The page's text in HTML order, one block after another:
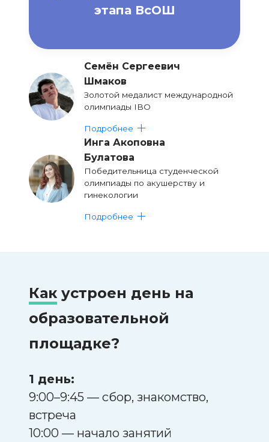
этапа ВсОШ
Семён Сергеевич
Шмаков
Золотой медалист международной
олимпиады IBO
Подробнее
Инга Акоповна
Булатова
Победительница студенческой
олимпиады по акушерству и
гинекологии
Подробнее
Как устроен день на
образовательной
площадке?
1 день:
9:00–9:45 — сбор, знакомство,
встреча
10:00 — начало занятий